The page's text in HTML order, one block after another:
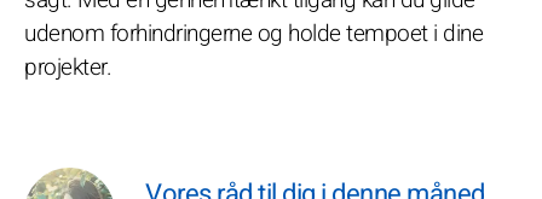
udenom forhindringerne og holde tempoet i dine
projekter.